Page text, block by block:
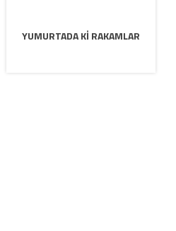
YUMURTADA KI RAKAMLAR